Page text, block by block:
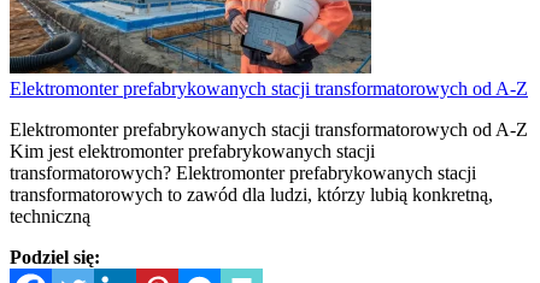
Elektromonter prefabrykowanych stacji transformatorowych od A-Z
Elektromonter prefabrykowanych stacji transformatorowych od A-Z
Kim jest elektromonter prefabrykowanych stacji
transformatorowych? Elektromonter prefabrykowanych stacji
transformatorowych to zawód dla ludzi, którzy lubią konkretną,
techniczną
Podziel się: